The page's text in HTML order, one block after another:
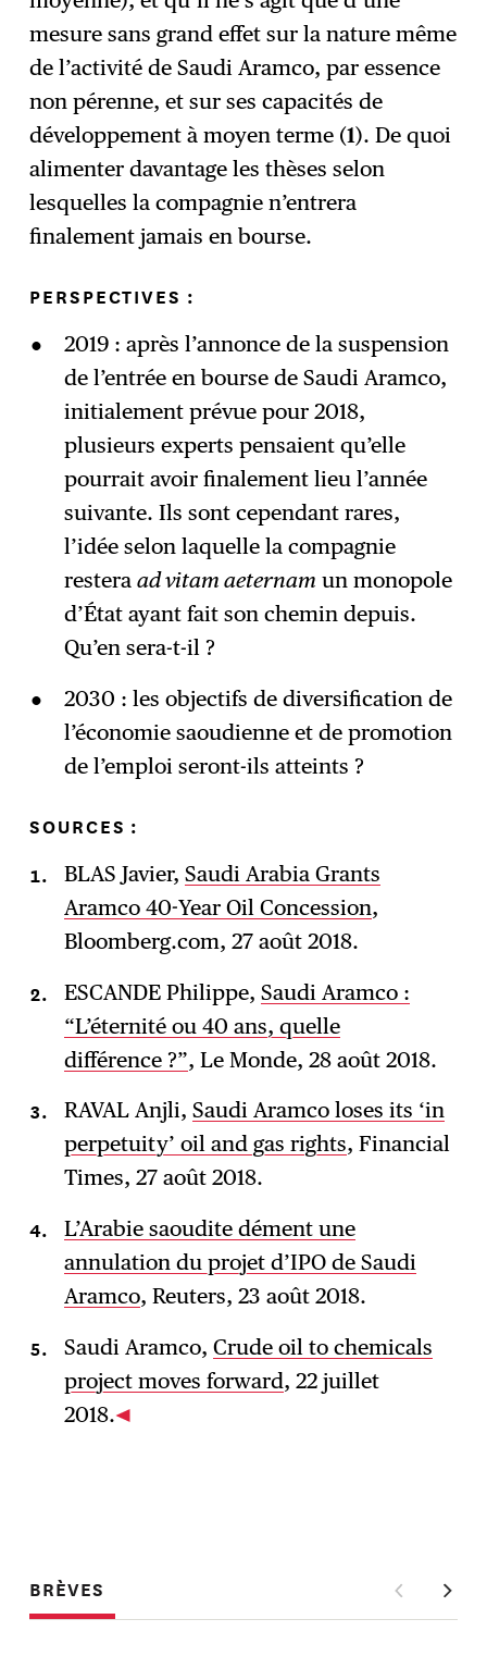
mesure sans grand effet sur la nature même
de l’activité de Saudi Aramco, par essence
non pérenne, et sur ses capacités de
développement à moyen terme (1). De quoi
alimenter davantage les thèses selon
lesquelles la compagnie n’entrera
finalement jamais en bourse.
PERSPECTIVES :
2019 : après l’annonce de la suspension
de l’entrée en bourse de Saudi Aramco,
initialement prévue pour 2018,
plusieurs experts pensaient qu’elle
pourrait avoir finalement lieu l’année
suivante. Ils sont cependant rares,
l’idée selon laquelle la compagnie
restera ad vitam aeternam un monopole
d’État ayant fait son chemin depuis.
Qu’en sera-t-il ?
2030 : les objectifs de diversification de
l’économie saoudienne et de promotion
de l’emploi seront-ils atteints ?
SOURCES :
BLAS Javier, Saudi Arabia Grants
Aramco 40-Year Oil Concession,
Bloomberg.com, 27 août 2018.
ESCANDE Philippe, Saudi Aramco :
“L’éternité ou 40 ans, quelle
différence ?”, Le Monde, 28 août 2018.
RAVAL Anjli, Saudi Aramco loses its ‘in
perpetuity’ oil and gas rights, Financial
Times, 27 août 2018.
L’Arabie saoudite dément une
annulation du projet d’IPO de Saudi
Aramco, Reuters, 23 août 2018.
Saudi Aramco, Crude oil to chemicals
project moves forward, 22 juillet
2018.
BRÈVES